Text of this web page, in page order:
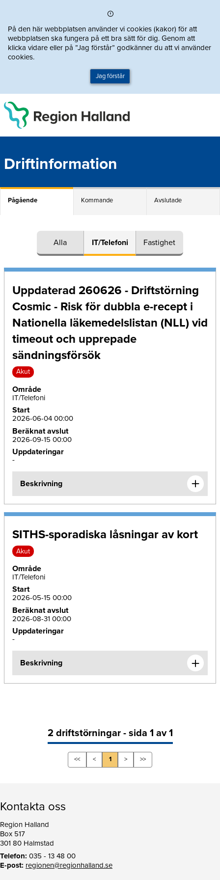
På den här webbplatsen använder vi cookies (kakor) för att
webbplatsen ska fungera på ett bra sätt för dig. Genom att
klicka vidare eller på ”Jag förstår” godkänner du att vi använder
cookies.
Jag förstår
Driftinformation
Pågående Kommande Avslutade
Alla IT/Telefoni Fastighet
Uppdaterad 260626 - Driftstörning
Cosmic - Risk för dubbla e-recept i
Nationella läkemedelslistan (NLL) vid
timeout och upprepade
sändningsförsök
Akut
Område
IT/Telefoni
Start
2026-06-04 00:00
Beräknat avslut
2026-09-15 00:00
Uppdateringar
-
Beskrivning
SITHS-sporadiska låsningar av kort
Akut
Område
IT/Telefoni
Start
2026-05-15 00:00
Beräknat avslut
2026-08-31 00:00
Uppdateringar
-
Beskrivning
2 driftstörningar - sida 1 av 1
<< < 1 > >>
Kontakta oss
Region Halland
Box 517
301 80 Halmstad
Telefon: 035 - 13 48 00
E-post: regionen@regionhalland.se